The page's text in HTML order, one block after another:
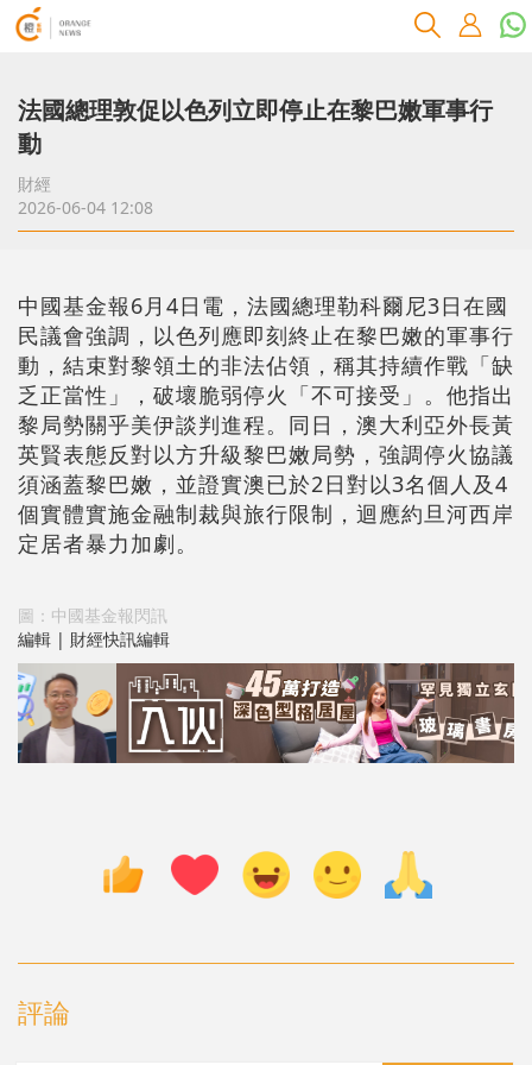
法國總理敦促以色列立即停止在黎巴嫩軍事行
動
財經
2026-06-04 12:08
中國基金報6月4日電，法國總理勒科爾尼3日在國
民議會強調，以色列應即刻終止在黎巴嫩的軍事行
動，結束對黎領土的非法佔領，稱其持續作戰「缺
乏正當性」，破壞脆弱停火「不可接受」。他指出
黎局勢關乎美伊談判進程。同日，澳大利亞外長黃
英賢表態反對以方升級黎巴嫩局勢，強調停火協議
須涵蓋黎巴嫩，並證實澳已於2日對以3名個人及4
個實體實施金融制裁與旅行限制，迴應約旦河西岸
定居者暴力加劇。
圖：中國基金報閃訊
編輯 | 財經快訊編輯
評論